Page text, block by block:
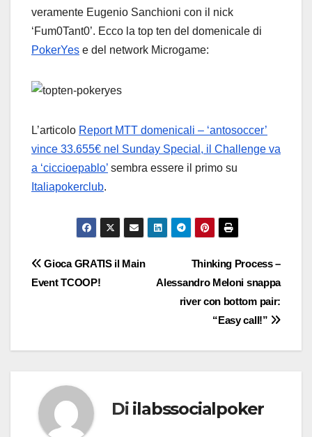
veramente Eugenio Sanchioni con il nick
‘Fum0Tant0’. Ecco la top ten del domenicale di
PokerYes e del network Microgame:
L’articolo Report MTT domenicali – ‘antosoccer’
vince 33.655€ nel Sunday Special, il Challenge va
a ‘ciccioepablo’ sembra essere il primo su
Italiapokerclub.
Navigazione
Thinking Process –
Alessandro Meloni snappa
river con bottom pair:
“Easy call!”
Gioca GRATIS il Main
Event TCOOP!
Di ilabssocialpoker